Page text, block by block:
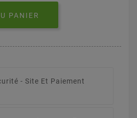
PANIER
- Site Et Paiement